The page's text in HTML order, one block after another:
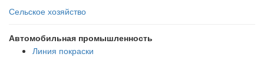
Сельское хозяйство
Автомобильная промышленность
Линия покраски